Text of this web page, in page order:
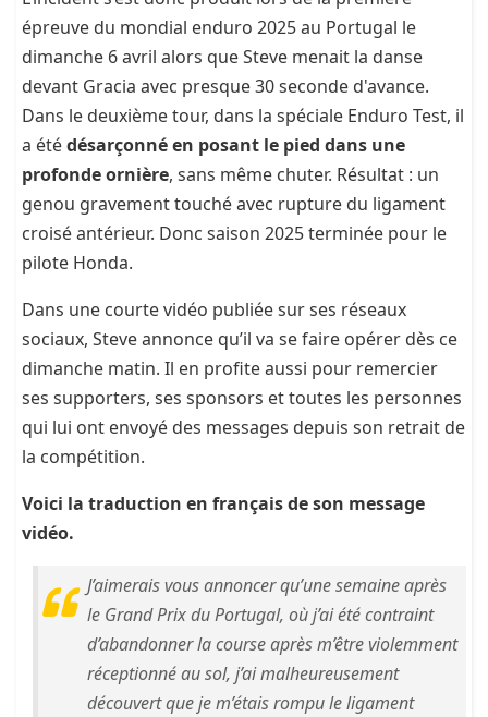
épreuve du mondial enduro 2025 au Portugal le
dimanche 6 avril alors que Steve menait la danse
devant Gracia avec presque 30 seconde d'avance.
Dans le deuxième tour, dans la spéciale Enduro Test, il
a étédésarçonné en posant le pied dans une
profonde ornière, sans même chuter. Résultat : un
genou gravement touché avec rupture du ligament
croisé antérieur. Donc saison 2025 terminée pour le
pilote Honda.
Dans une courte vidéo publiée sur ses réseaux
sociaux, Steve annonce qu’il va se faire opérer dès ce
dimanche matin. Il en profite aussi pour remercier
ses supporters, ses sponsors et toutes les personnes
qui lui ont envoyé des messages depuis son retrait de
la compétition.
Voici la traduction en français de son message
vidéo.
J’aimerais vous annoncer qu’une semaine après
le Grand Prix du Portugal, où j’ai été contraint
d’abandonner la course après m’être violemment
réceptionné au sol, j’ai malheureusement
découvert que je m’étais rompu le ligament